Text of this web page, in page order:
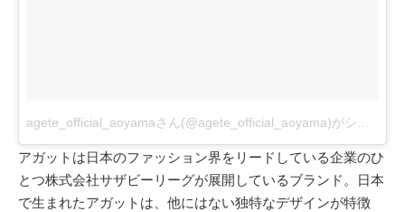
アガットは日本のファッション界をリードしている企業のひ
とつ株式会社サザビーリーグが展開しているブランド。日本
で生まれたアガットは、他にはない独特なデザインが特徴